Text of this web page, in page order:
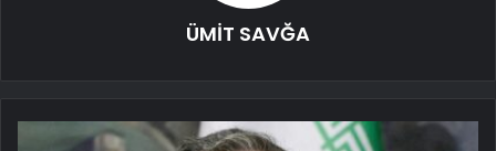
ÜMİT SAVĞA